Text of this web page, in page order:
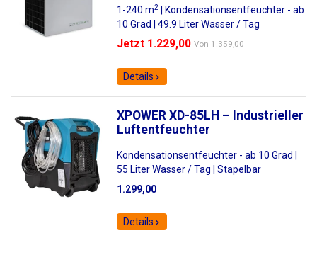
1-240 m2
| Kondensationsentfeuchter - ab
10 Grad | 49.9 Liter Wasser / Tag
Jetzt 1.229,00 Von 1.359,00
Details
XPOWER XD-85LH – Industrieller
Luftentfeuchter
Kondensationsentfeuchter - ab 10 Grad |
55 Liter Wasser / Tag | Stapelbar
1.299,00
Details